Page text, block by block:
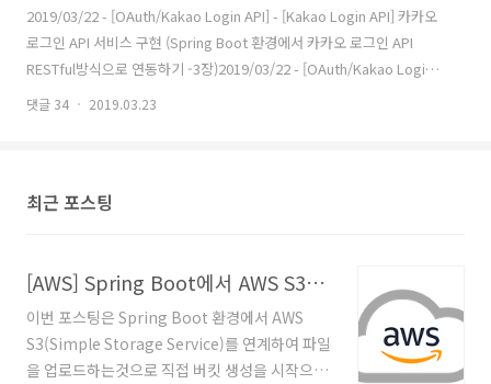
2019/03/22 - [OAuth/Kakao Login API] - [Kakao Login API] 카카오
로그인 API 서비스 구현 (Spring Boot 환경에서 카카오 로그인 API
RESTful방식으로 연동하기 -3장)2019/03/22 - [OAuth/Kakao Login
API] - [Kakao Login API] 프로젝트 생성 및 기본 구성 셋팅 (Spring
RESTful방식으로 연동하기 -1장) 이번엔 이전장에서의 작업을 ..
댓글 34 2019.03.23
최근 포스팅
[AWS] Spring Boot에서 AWS S3와 연계한 파일 업로드처리
이번 포스팅은 Spring Boot 환경에서 AWS
S3(Simple Storage Service)를 연계하여 파일
을 업로드하는것으로 직접 버킷 생성을 시작으로